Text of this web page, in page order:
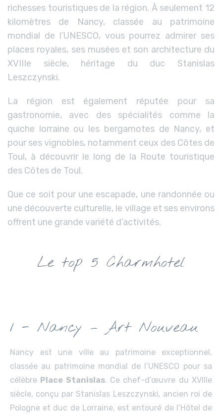
richesses touristiques de la région. À seulement 12
kilomètres de Nancy, classée au patrimoine
mondial de l’UNESCO, vous pourrez admirer ses
places royales, ses musées et son architecture du
XVIIIe siècle, héritage du duc Stanislas
Leszczynski.
La région est également réputée pour sa
gastronomie, avec des spécialités comme la
quiche lorraine ou les bergamotes de Nancy, et
pour ses vignobles, notamment ceux des Côtes de
Toul, à découvrir le long de la Route touristique
des Côtes de Toul.
Que ce soit pour une escapade, une randonnée ou
une découverte culturelle, le village et ses environs
offrent une grande variété d’activités.
Le top 5 Charmhotel
1 - Nancy – Art Nouveau
Nancy est une ville au patrimoine exceptionnel,
classée au patrimoine mondial de l’UNESCO pour sa
célèbre Place Stanislas. Ce chef-d’œuvre du XVIIIe
siècle, conçu par Stanislas Leszczynski, ancien roi de
Pologne et duc de Lorraine, est entouré de l’Hôtel de